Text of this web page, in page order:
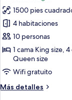
con
movilidad
reducida
(#1101)
fotos
de
Condo
Deluxe,
habitaciones,
vista
al
1500 pies
4 habitaciones
10 personas
1 cama King size,
Queen size
Wifi gratuito
Más detalles
Más